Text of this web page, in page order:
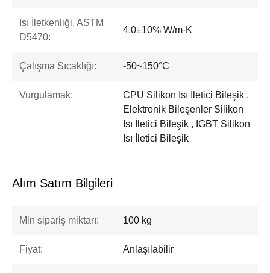
Isı İletkenliği, ASTM
D5470:
4,0±10% W/m·K
Çalışma Sıcaklığı: -50~150°C
Vurgulamak:
CPU Silikon Isı İletici Bileşik ,
Elektronik Bileşenler Silikon
Isı İletici Bileşik , IGBT Silikon
Isı İletici Bileşik
Alım Satım Bilgileri
Min sipariş miktarı: 100 kg
Fiyat: Anlaşılabilir